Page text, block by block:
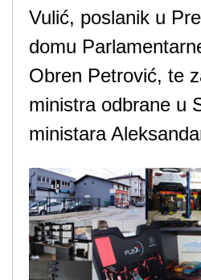
Vulić, poslanik u
domu
Obren Petrović, te
ministra odbrane u
ministara